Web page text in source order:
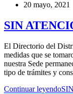
20 mayo, 2021
SIN
El Directorio del
medidas que se
nuestra Sede
tipo de trámites y
Continuar leyendo